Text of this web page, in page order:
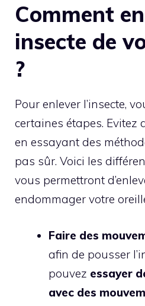
Comment
insecte de
?
Pour enlever l’insecte,
certaines étapes. Evitez
en essayant des
pas sûr. Voici les
vous permettront
endommager votre
Faire des
afin de pousser
pouvez essayer
avec des